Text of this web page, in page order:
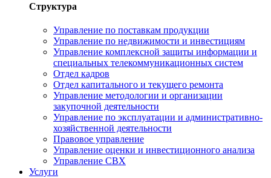
Структура
Управление по поставкам продукции
Управление по недвижимости и инвестициям
Управление комплексной защиты информации и
специальных телекоммуникационных систем
Отдел кадров
Отдел капитального и текущего ремонта
Управление методологии и организации
закупочной деятельности
Управление по эксплуатации и административно-
хозяйственной деятельности
Правовое управление
Управление оценки и инвестиционного анализа
Управление СВХ
Услуги